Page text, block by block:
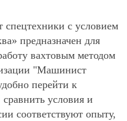
с условием
предназначен для
вахтовым методом
"Машинист
перейти к
условия и
соответствуют опыту,